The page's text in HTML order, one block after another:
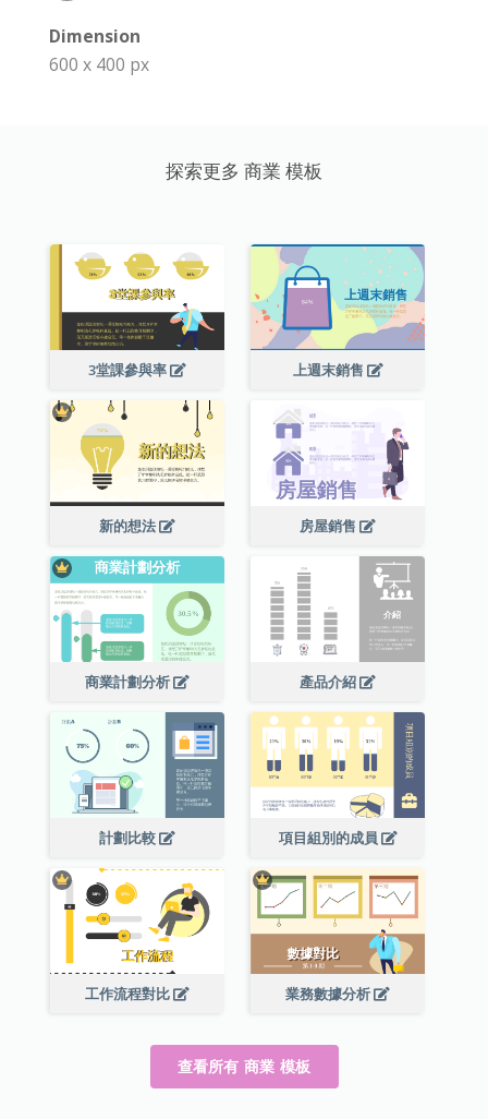
Dimension
600 x 400 px
探索更多 商業 模板
3堂課參與率 上週末銷售
新的想法 房屋銷售
商業計劃分析 產品介紹
計劃比較 項目組別的成員
工作流程對比 業務數據分析
查看所有 商業 模板